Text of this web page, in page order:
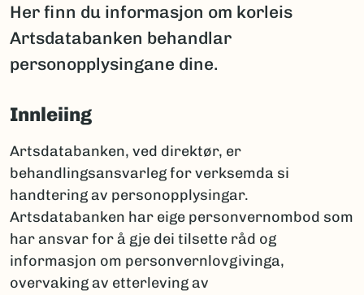
Her finn du informasjon om korleis
Artsdatabanken behandlar
personopplysingane dine.
Innleiing
Artsdatabanken, ved direktør, er
behandlingsansvarleg for verksemda si
handtering av personopplysingar.
Artsdatabanken har eige personvernombod som
har ansvar for å gje dei tilsette råd og
informasjon om personvernlovgivinga,
overvaking av etterleving av